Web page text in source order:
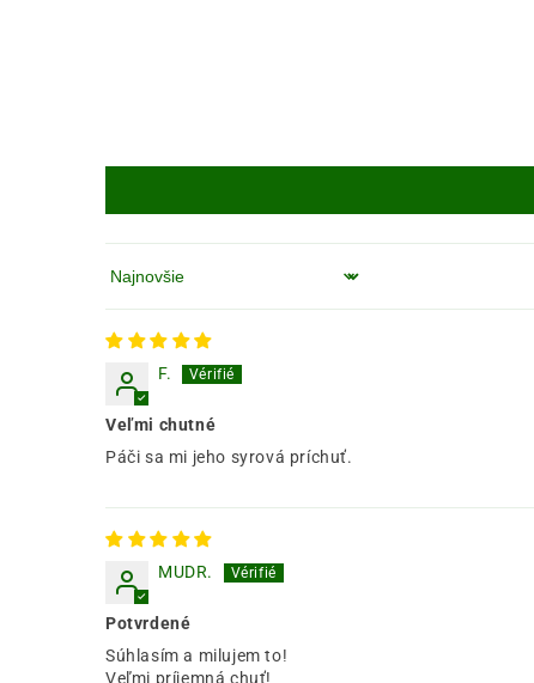
Zoradiť podľa
F.
Veľmi chutné
Páči sa mi jeho syrová príchuť.
MUDR.
Potvrdené
Súhlasím a milujem to!
Veľmi príjemná chuť!